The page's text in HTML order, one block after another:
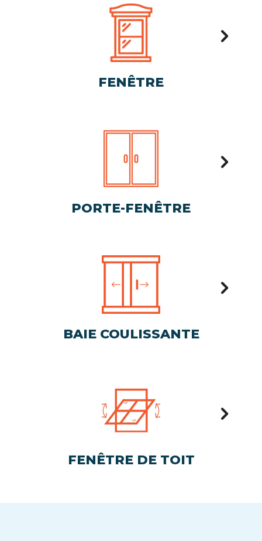
FENÊTRE
PORTE-FENÊTRE
BAIE COULISSANTE
FENÊTRE DE TOIT